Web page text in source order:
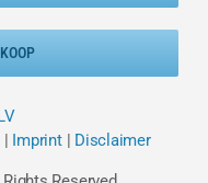
| Imprint| Disclaimer